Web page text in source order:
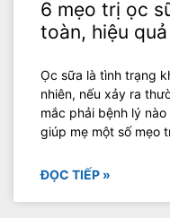
6 mẹo trị ọc
toàn, hiệu quả
Ọc sữa là tình trạng
nhiên, nếu xảy ra
mắc phải bệnh lý
giúp mẹ một số mẹo
ĐỌC TIẾP »